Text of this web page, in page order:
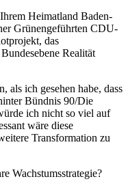
Heimatland Baden-
Grünengeführten CDU-
das
Realität
als ich gesehen habe, dass
Bündnis 90/Die
ich nicht so viel auf
wäre diese
Transformation zu
Wachstumsstrategie?